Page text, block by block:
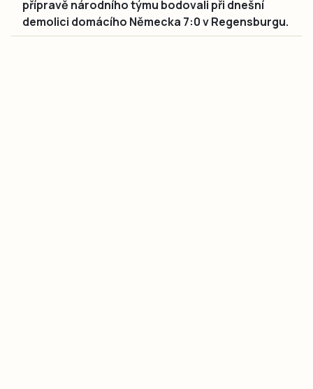
přípravě národního týmu bodovali při dnešní
demolici domácího Německa 7:0 v Regensburgu.